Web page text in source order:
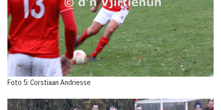
Foto 5: Corstiaan Andriesse